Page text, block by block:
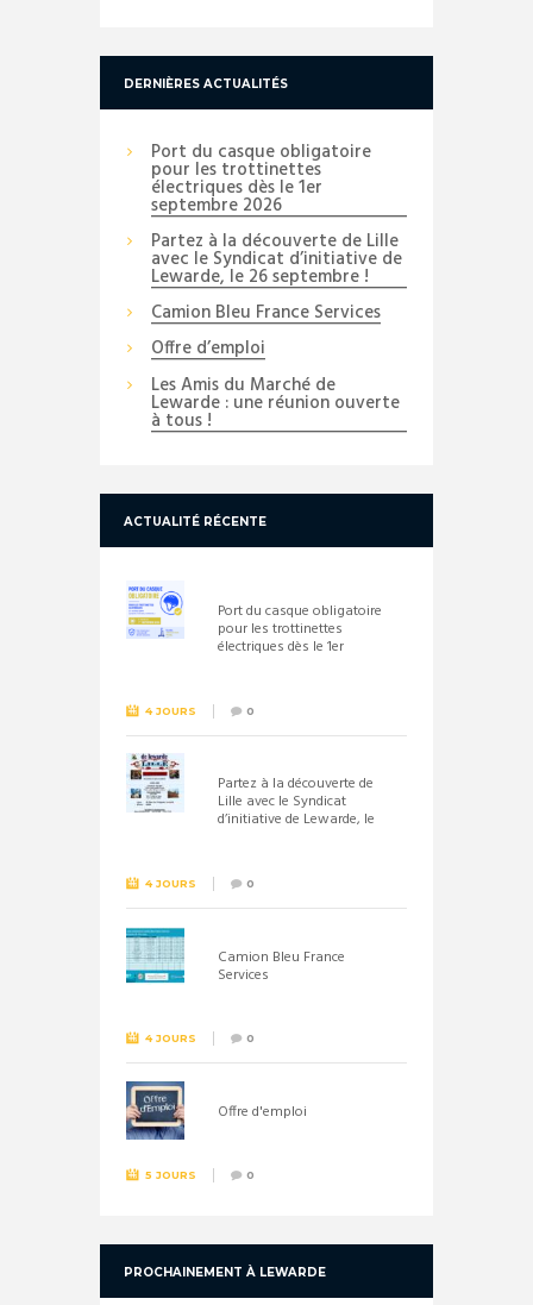
DERNIÈRES ACTUALITÉS
Port du casque obligatoire
pour les trottinettes
électriques dès le 1er
septembre 2026
Partez à la découverte de Lille
avec le Syndicat d’initiative de
Lewarde, le 26 septembre !
Camion Bleu France Services
Offre d’emploi
Les Amis du Marché de
Lewarde : une réunion ouverte
à tous !
ACTUALITÉ RÉCENTE
Port du casque obligatoire
pour les trottinettes
électriques dès le 1er
4 JOURS 0
Partez à la découverte de
Lille avec le Syndicat
d’initiative de Lewarde, le
4 JOURS 0
Camion Bleu France
Services
4 JOURS 0
Offre d'emploi
5 JOURS 0
PROCHAINEMENT À LEWARDE